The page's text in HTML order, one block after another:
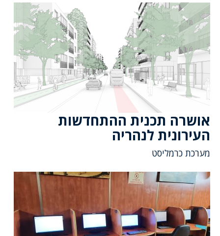
אושרה תכנית ההתחדשות
העירונית לנהריה
מערכת כרמליסט